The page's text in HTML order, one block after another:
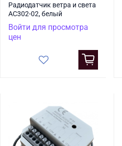
Радиодатчик ветра и света
АС302-02, белый
Войти для просмотра
цен